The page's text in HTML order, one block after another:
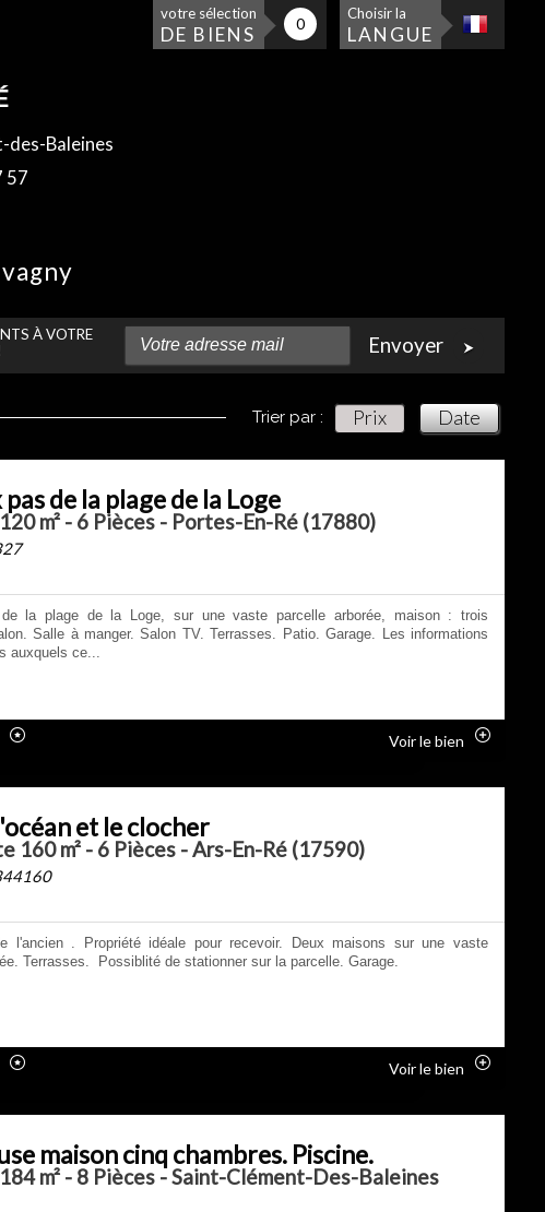
votre sélection
DE BIENS 0
Choisir la
LANGUE
des-Baleines
57
À VOTRE
Envoyer
Trier par : Prix Date
de la plage de la Loge
m² - 6 Pièces - Portes-En-Ré (17880)
la plage de la Loge, sur une vaste parcelle arborée, maison : trois
Salle à manger. Salon TV. Terrasses. Patio. Garage. Les informations
auxquels ce...
Voir le bien
et le clocher
160 m² - 6 Pièces - Ars-En-Ré (17590)
l'ancien . Propriété idéale pour recevoir. Deux maisons sur une vaste
Terrasses. Possiblité de stationner sur la parcelle. Garage.
Voir le bien
maison cinq chambres. Piscine.
m² - 8 Pièces - Saint-Clément-Des-Baleines